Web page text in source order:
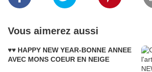
Vous aimerez aussi
♥♥ HAPPY NEW YEAR-BONNE ANNEE
AVEC MONS COEUR EN NEIGE